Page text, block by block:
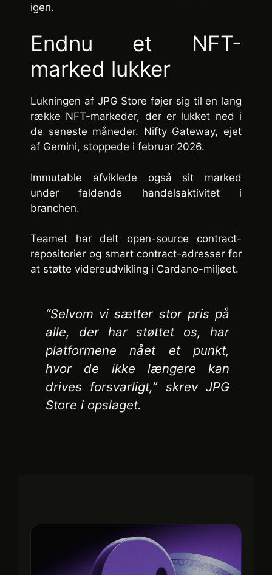
igen.
Endnu et NFT-
marked lukker
Lukningen af JPG Store føjer sig til en lang
række NFT-markeder, der er lukket ned i
de seneste måneder. Nifty Gateway, ejet
af Gemini, stoppede i februar 2026.
Immutable afviklede også sit marked
under faldende handelsaktivitet i
branchen.
Teamet har delt open-source contract-
repositorier og smart contract-adresser for
at støtte videreudvikling i Cardano-miljøet.
“Selvom vi sætter stor pris på
alle, der har støttet os, har
platformene nået et punkt,
hvor de ikke længere kan
drives forsvarligt,” skrev JPG
Store i opslaget.